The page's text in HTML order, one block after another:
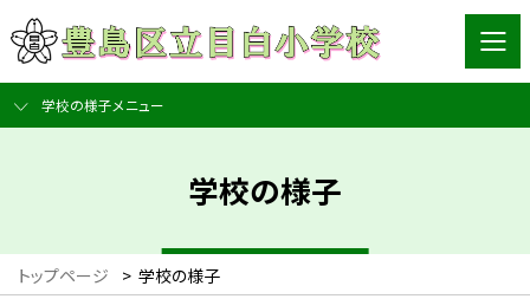
学校の様子メニュー
学校の様子
トップページ > 学校の様子